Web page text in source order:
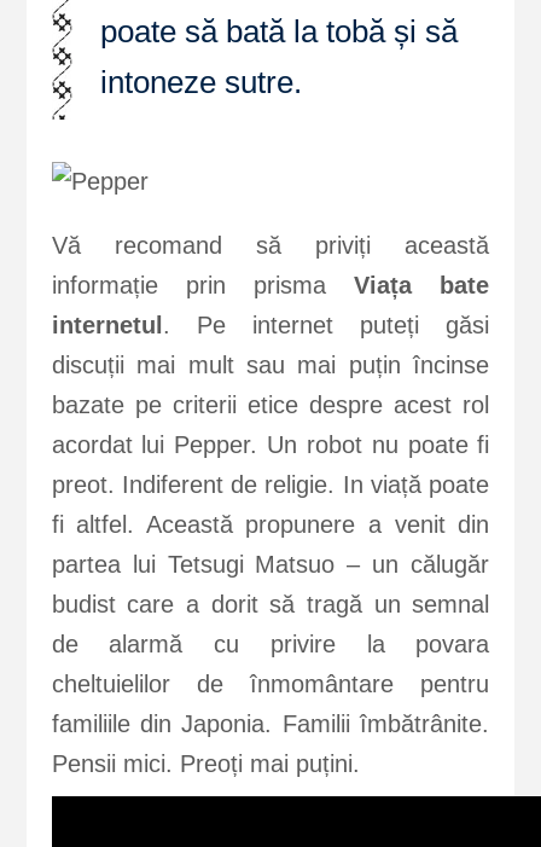
poate să bată la tobă și să
intoneze sutre.
Vă recomand să priviți această
informație prin prismaViața bate
internetul . Pe internet puteți găsi
discuții mai mult sau mai puțin încinse
bazate pe criterii etice despre acest rol
acordat lui Pepper. Un robot nu poate fi
preot. Indiferent de religie. In viață poate
fi altfel. Această propunere a venit din
partea lui Tetsugi Matsuo – un călugăr
budist care a dorit să tragă un semnal
de alarmă cu privire la povara
cheltuielilor de înmomântare pentru
familiile din Japonia. Familii îmbătrânite.
Pensii mici. Preoți mai puțini.